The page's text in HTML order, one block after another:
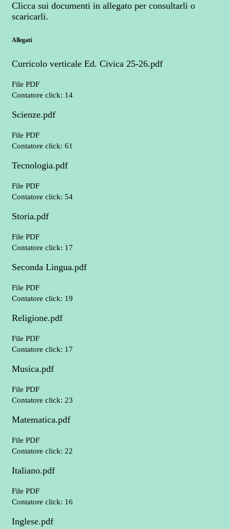
Clicca sui documenti in allegato per consultarli o
scaricarli.
Allegati
Curricolo verticale Ed. Civica 25-26.pdf
File PDF
Contatore click: 14
Scienze.pdf
File PDF
Contatore click: 61
Tecnologia.pdf
File PDF
Contatore click: 54
Storia.pdf
File PDF
Contatore click: 17
Seconda Lingua.pdf
File PDF
Contatore click: 19
Religione.pdf
File PDF
Contatore click: 17
Musica.pdf
File PDF
Contatore click: 23
Matematica.pdf
File PDF
Contatore click: 22
Italiano.pdf
File PDF
Contatore click: 16
Inglese.pdf